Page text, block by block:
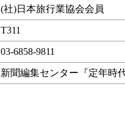
(社)日本旅行業協会会員
T311
03-6858-9811
新聞編集センター『定年時